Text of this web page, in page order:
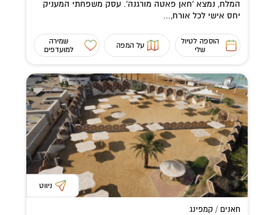
המלח, נמצא 'חאן פאטה מורגנה'. עסק משפחתי המעניק
יחס אישי לכל אורח,...
הוספה לטיול
שלי
על המפה
שמירה
למועדפים
ניווט
חאנים / קמפינג